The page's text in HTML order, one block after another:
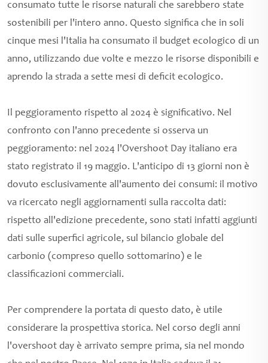
consumato tutte le risorse naturali che sarebbero state
sostenibili per l'intero anno. Questo significa che in soli
cinque mesi l'Italia ha consumato il budget ecologico di un
anno, utilizzando due volte e mezzo le risorse disponibili e
aprendo la strada a sette mesi di deficit ecologico.
Il peggioramento rispetto al 2024 è significativo. Nel
confronto con l'anno precedente si osserva un
peggioramento: nel 2024 l'Overshoot Day italiano era
stato registrato il 19 maggio. L'anticipo di 13 giorni non è
dovuto esclusivamente all'aumento dei consumi: il motivo
va ricercato negli aggiornamenti sulla raccolta dati:
rispetto all'edizione precedente, sono stati infatti aggiunti
dati sulle superfici agricole, sul bilancio globale del
carbonio (compreso quello sottomarino) e le
classificazioni commerciali.
Per comprendere la portata di questo dato, è utile
considerare la prospettiva storica. Nel corso degli anni
l'overshoot day è arrivato sempre prima, sia nel mondo